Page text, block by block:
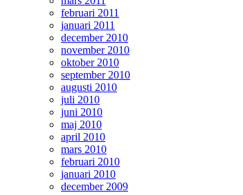
februari 2011
januari 2011
december 2010
november 2010
oktober 2010
september 2010
augusti 2010
juli 2010
juni 2010
maj 2010
april 2010
mars 2010
februari 2010
januari 2010
december 2009